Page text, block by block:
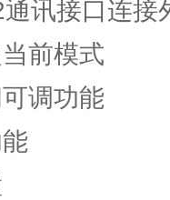
讯接口连接
前模式
调功能